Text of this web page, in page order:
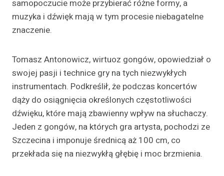
samopoczucie może przybierać różne formy, a
muzyka i dźwięk mają w tym procesie niebagatelne
znaczenie.
Tomasz Antonowicz, wirtuoz gongów, opowiedział o
swojej pasji i technice gry na tych niezwykłych
instrumentach. Podkreślił, że podczas koncertów
dąży do osiągnięcia określonych częstotliwości
dźwięku, które mają zbawienny wpływ na słuchaczy.
Jeden z gongów, na których gra artysta, pochodzi ze
Szczecina i imponuje średnicą aż 100 cm, co
przekłada się na niezwykłą głębię i moc brzmienia.